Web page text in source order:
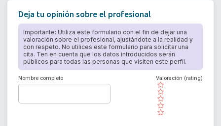
Deja tu opinión sobre el profesional
Importante: Utiliza este formulario con el fin de dejar una
valoración sobre el profesional, ajustándote a la realidad y
con respeto. No utilices este formulario para solicitar una
cita. Ten en cuenta que los datos introducidos serán
públicos para todas las personas que visiten este perfil.
Nombre completo
( )
( )
( )
( )
( )
Valoración (rating)